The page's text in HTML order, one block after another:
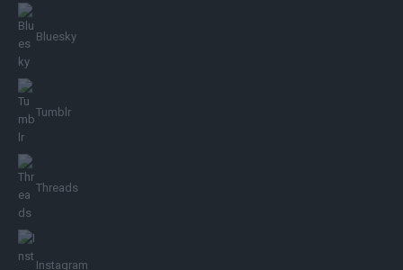
Bluesky
Tumblr
Threads
Instagram